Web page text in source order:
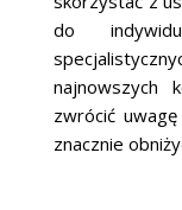
do
najnowszych
zwrócić
znacznie